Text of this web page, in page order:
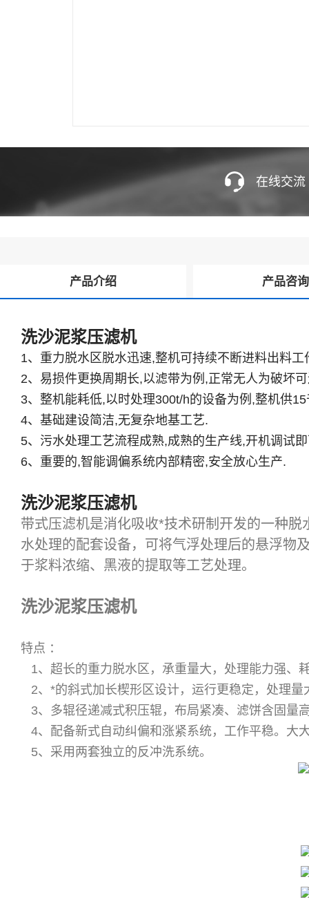
在线交流
产品介绍 产品咨询
洗沙泥浆压滤机
1、重力脱水区脱水迅速,整机可持续不断进料出料工
2、易损件更换周期长,以滤带为例,正常无人为破坏
3、整机能耗低,以时处理300t/h的设备为例,整机供
4、基础建设简洁,无复杂地基工艺.
5、污水处理工艺流程成熟,成熟的生产线,开机调试
6、重要的,智能调偏系统内部精密,安全放心生产.
洗沙泥浆压滤机
带式压滤机是消化吸收*技术研制开发的一种
水处理的配套设备，可将气浮处理后的悬浮物
于浆料浓缩、黑液的提取等工艺处理。
洗沙泥浆压滤机
特点 ：
1、超长的重力脱水区，承重量大，处理能力强、
2、*的斜式加长楔形区设计，运行更稳定，处理量
3、多辊径递减式积压辊，布局紧凑、滤饼含固量
4、配备新式自动纠偏和涨紧系统，工作平稳。大
5、采用两套独立的反冲洗系统。